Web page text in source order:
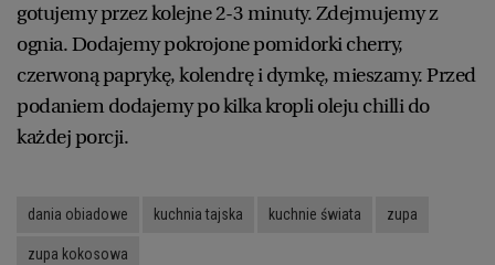
gotujemy przez kolejne 2-3 minuty. Zdejmujemy z
ognia. Dodajemy pokrojone pomidorki cherry,
czerwoną paprykę, kolendrę i dymkę, mieszamy. Przed
podaniem dodajemy po kilka kropli oleju chilli do
każdej porcji.
dania obiadowe kuchnia tajska kuchnie świata zupa
zupa kokosowa